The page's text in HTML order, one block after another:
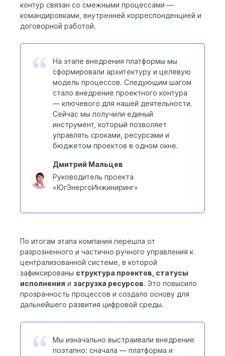
контур связан со смежными процессами —
командировками, внутренней корреспонденцией и
договорной работой.
На этапе внедрения платформы мы
сформировали архитектуру и целевую
модель процессов. Следующим шагом
стало внедрение проектного контура
— ключевого для нашей деятельности.
Сейчас мы получили единый
инструмент, который позволяет
управлять сроками, ресурсами и
бюджетом проектов в одном окне.
Дмитрий Мальцев
Руководитель проекта
«ЮгЭнергоИнжиниринг»
По итогам этапа компания перешла от
разрозненного и частично ручного управления к
централизованной системе, в которой
зафиксированы структура проектов, статусы
исполнения и загрузка ресурсов. Это повысило
прозрачность процессов и создало основу для
дальнейшего развития цифровой среды.
Мы изначально выстраивали внедрение
поэтапно: сначала — платформа и